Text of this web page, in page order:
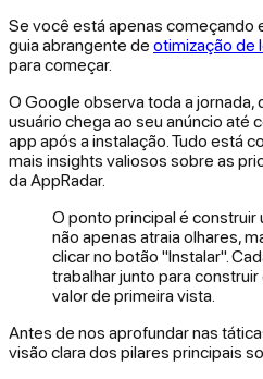
Se você está apenas começando
guia abrangente de otimização de
para começar.
O Google observa toda a
usuário chega ao seu anúncio até
app após a instalação. Tudo está
mais insights valiosos sobre as
da AppRadar.
O ponto principal é construir
não apenas atraia olhares,
clicar no botão "Instalar".
trabalhar junto para
valor de primeira vista.
Antes de nos aprofundar nas
visão clara dos pilares principais